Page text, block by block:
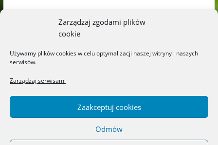
Zarządzaj zgodami plików
cookie
Używamy plików cookies w celu optymalizacji naszej witryny i naszych
serwisów.
Zarządzaj serwisami
Zaakceptuj cookies
Odmów
Blog o książkach dla dzieci i młodzieży –
recenzje i rekomendacje. All rights reserved.